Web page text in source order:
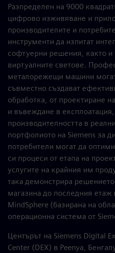
Разпределен на 9000
цифрово изживяване и
производителите и
инструменти да изпитат
софтуерни решения, както и
виртуалните светове.
металорежещи машини
съвместно създават
обработка, от проектиране
и въвеждане в
производителността в
портфолиото на Siemens за
потребители могат да
си процеси от етапа на
услугите на крайния им
така демонстрира
магазина до последния
MindSphere (базирана на
операционна система от
Центърът на Siemens Digital
Center (DEX) в Peenya,